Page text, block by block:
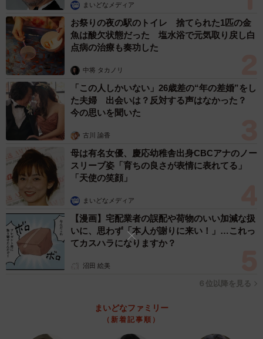
その後、田中さんは自身の時間を取り、翌朝のために22時
頃には就寝する、というのが、1日の流れです。
介護費用の内訳
田中さんが利用している介護保険サービスの具体的な費用
をご紹介します。介護保険サービスを利用するためには、
地域包括支援センターに相談し、要介護認定を申請しまし
ょう。認定後はケアマネジャーがケアプランを作成します
（令和7年時点で費用無料）。要介護2の支給限度額は月額
19万7050円で、自己負担は原則1割です。
▽デイサービス（通所介護）
週3回、通常規模型の施設で利用時間は7時間から8時間未満
です。1回あたりの基本料金は約718円（要介護2の場合）
で、これに入浴介助や個別機能訓練加算、食費などを加え
ると、1回あたりの総費用は約1800円となり、月12回の利
用で月額約2万1600円となります。
身体介護30分以上1時間未満の場合、基本料金は1回あたり
約387円ですが、田中さんの場合は早朝（6時〜8時）と夜
まいどなメディア
お祭りの夜の駅のトイレ 捨てられた1匹の金
魚は酸欠状態だった 塩水浴で元気取り戻し白
点病の治療も奏功した
中将 タカノリ
「この人しかいない」26歳差の“年の差婚”をし
た夫婦 出会いは？反対する声はなかった？
今の思いを聞いた
古川 諭香
母は有名女優、慶応幼稚舎出身CBCアナのノー
スリーブ姿「育ちの良さが表情に表れてる」
「天使の笑顔」
まいどなメディア
【漫画】宅配業者の誤配や荷物のいい加減な扱
いに、思わず「本人が謝りに来い！」…これっ
てカスハラになりますか？
沼田 絵美
６位以降を見る
まいどなファミリー
（新着記事順）